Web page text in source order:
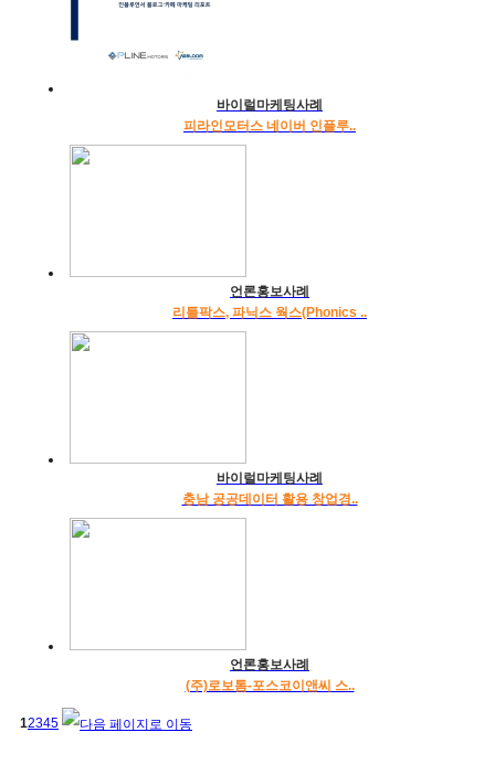
바이럴마케팅사례
피라인모터스 네이버 인플루..
언론홍보사례
리틀팍스, 파닉스 웍스(Phonics ..
바이럴마케팅사례
충남 공공데이터 활용 창업경..
언론홍보사례
(주)로보톰-포스코이앤씨 스..
12345